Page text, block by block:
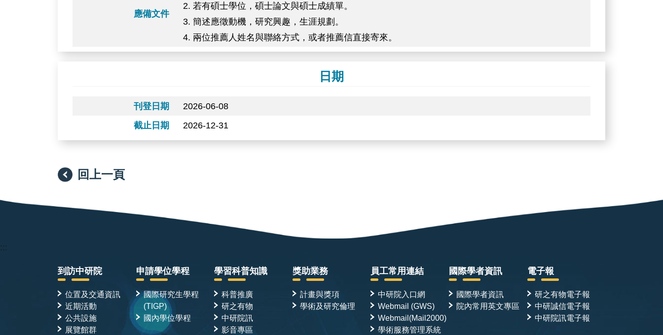
應備文件
2. 若有碩士學位，碩士論文與碩士成績單。
3. 簡述應徵動機，研究興趣，生涯規劃。
4. 兩位推薦人姓名與聯絡方式，或者推薦信直接寄來。
日期
刊登日期
2026-06-08
截止日期
2026-12-31
回上一頁
:::
到訪中研院
位置及交通資訊
近期活動
公共設施
展覽館群
申請學位學程
國際研究生學程
(TIGP)
國內學位學程
學習科普知識
科普推廣
研之有物
中研院訊
影音專區
獎助業務
計畫與獎項
學術及研究倫理
員工常用連結
中研院入口網
Webmail (GWS)
Webmail(Mail2000)
學術服務管理系統
國際學者資訊
國際學者資訊
院內常用英文專區
電子報
研之有物電子報
中研誠信電子報
中研院訊電子報